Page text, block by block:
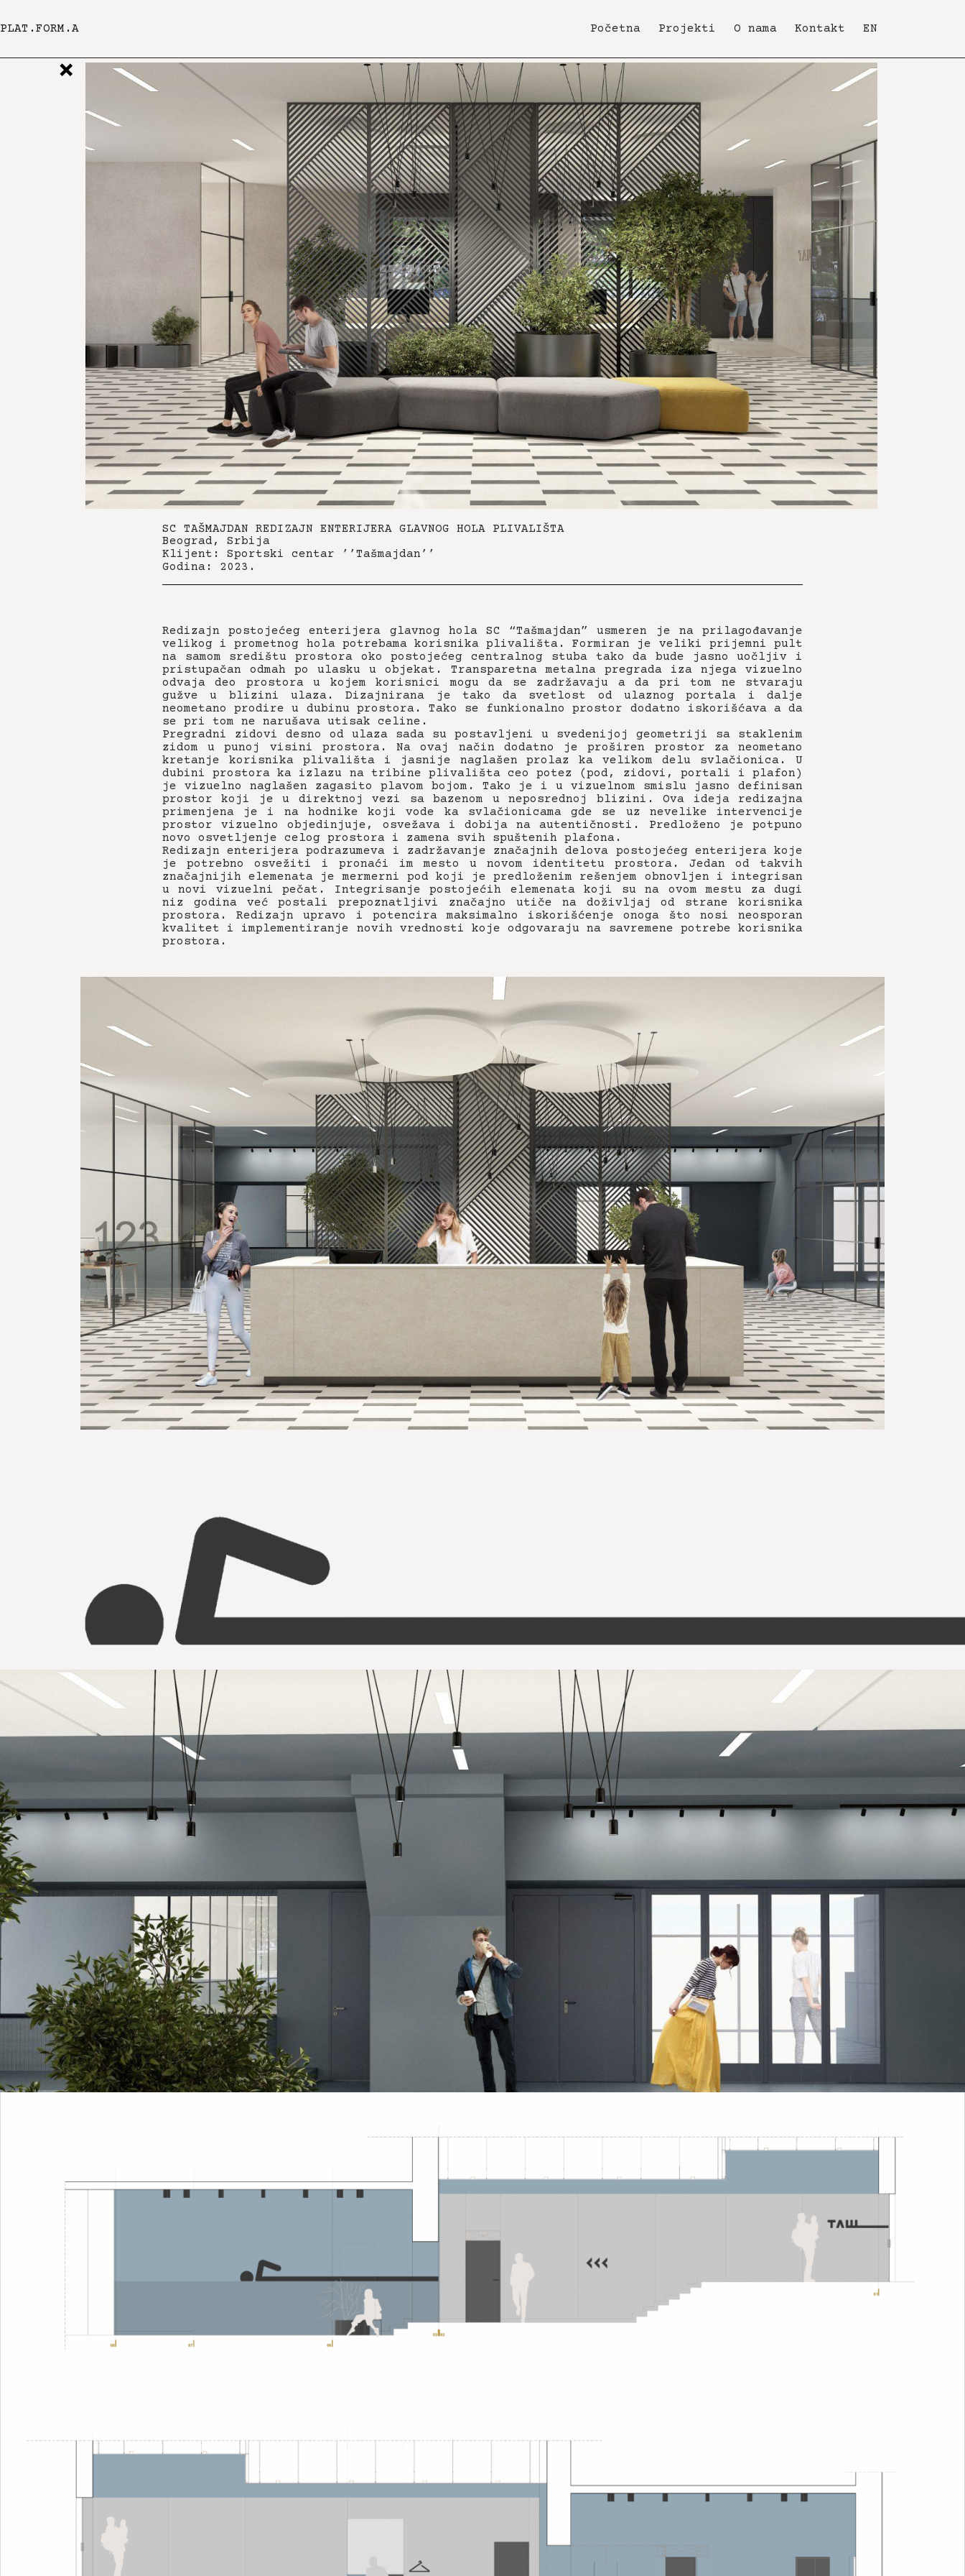
PLAT.FORM.A Početna Projekti O nama Kontakt EN
SC TAŠMAJDAN REDIZAJN ENTERIJERA GLAVNOG HOLA PLIVALIŠTA
Beograd, Srbija
Klijent: Sportski centar ’’Tašmajdan’’
Godina: 2023.
Redizajn postojećeg enterijera glavnog hola SC “Tašmajdan” usmeren je na prilagođavanje
velikog i prometnog hola potrebama korisnika plivališta. Formiran je veliki prijemni pult
na samom središtu prostora oko postojećeg centralnog stuba tako da bude jasno uočljiv i
pristupačan odmah po ulasku u objekat. Transparetna metalna pregrada iza njega vizuelno
odvaja deo prostora u kojem korisnici mogu da se zadržavaju a da pri tom ne stvaraju
gužve u blizini ulaza. Dizajnirana je tako da svetlost od ulaznog portala i dalje
neometano prodire u dubinu prostora. Tako se funkionalno prostor dodatno iskorišćava a da
se pri tom ne narušava utisak celine.
Pregradni zidovi desno od ulaza sada su postavljeni u svedenijoj geometriji sa staklenim
zidom u punoj visini prostora. Na ovaj način dodatno je proširen prostor za neometano
kretanje korisnika plivališta i jasnije naglašen prolaz ka velikom delu svlačionica. U
dubini prostora ka izlazu na tribine plivališta ceo potez (pod, zidovi, portali i plafon)
je vizuelno naglašen zagasito plavom bojom. Tako je i u vizuelnom smislu jasno definisan
prostor koji je u direktnoj vezi sa bazenom u neposrednoj blizini. Ova ideja redizajna
primenjena je i na hodnike koji vode ka svlačionicama gde se uz nevelike intervencije
prostor vizuelno objedinjuje, osvežava i dobija na autentičnosti. Predloženo je potpuno
novo osvetljenje celog prostora i zamena svih spuštenih plafona.
Redizajn enterijera podrazumeva i zadržavanje značajnih delova postojećeg enterijera koje
je potrebno osvežiti i pronaći im mesto u novom identitetu prostora. Jedan od takvih
značajnijih elemenata je mermerni pod koji je predloženim rešenjem obnovljen i integrisan
u novi vizuelni pečat. Integrisanje postojećih elemenata koji su na ovom mestu za dugi
niz godina već postali prepoznatljivi značajno utiče na doživljaj od strane korisnika
prostora. Redizajn upravo i potencira maksimalno iskorišćenje onoga što nosi neosporan
kvalitet i implementiranje novih vrednosti koje odgovaraju na savremene potrebe korisnika
prostora.